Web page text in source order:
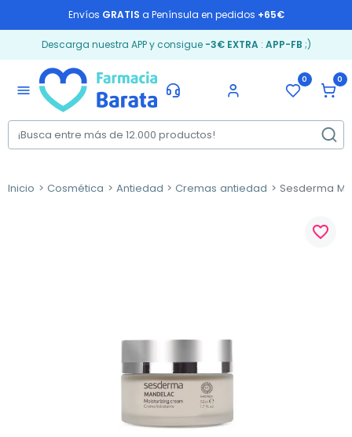
Envíos GRATIS a Península en pedidos +65€
Descarga nuestra APP y consigue -3€ EXTRA: APP-FB ;)
menu
0 0
Inicio Cosmética Antiedad Cremas antiedad Sesderma
favorite_border